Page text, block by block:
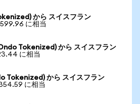
から スイスフラン
に相当
Tokenized) から スイスフラン
に相当
Tokenized) から スイスフラン
に相当